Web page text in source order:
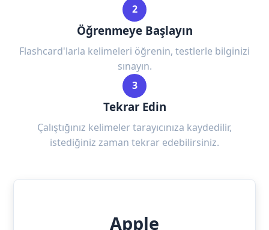
2
Öğrenmeye Başlayın
Flashcard'larla kelimeleri öğrenin, testlerle bilginizi
sınayın.
3
Tekrar Edin
Çalıştığınız kelimeler tarayıcınıza kaydedilir,
istediğiniz zaman tekrar edebilirsiniz.
Apple